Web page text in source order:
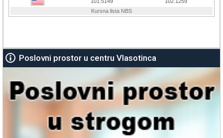
Poslovni prostor u centru Vlasotinca